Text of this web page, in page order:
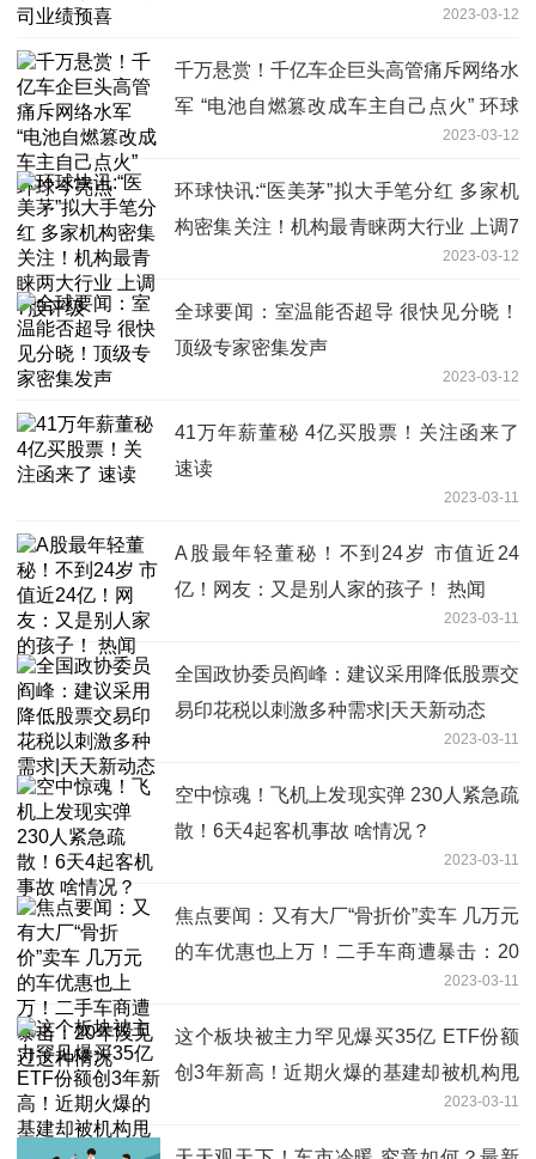
2023-03-12
千万悬赏！千亿车企巨头高管痛斥网络水
军 “电池自燃篡改成车主自己点火” 环球
2023-03-12
环球快讯:“医美茅”拟大手笔分红 多家机
构密集关注！机构最青睐两大行业 上调7
2023-03-12
全球要闻：室温能否超导 很快见分晓！
顶级专家密集发声
2023-03-12
41万年薪董秘 4亿买股票！关注函来了
速读
2023-03-11
A股最年轻董秘！不到24岁 市值近24
亿！网友：又是别人家的孩子！ 热闻
2023-03-11
全国政协委员阎峰：建议采用降低股票交
易印花税以刺激多种需求|天天新动态
2023-03-11
空中惊魂！飞机上发现实弹 230人紧急疏
散！6天4起客机事故 啥情况？
2023-03-11
焦点要闻：又有大厂“骨折价”卖车 几万元
的车优惠也上万！二手车商遭暴击：20
2023-03-11
这个板块被主力罕见爆买35亿 ETF份额
创3年新高！近期火爆的基建却被机构甩
2023-03-11